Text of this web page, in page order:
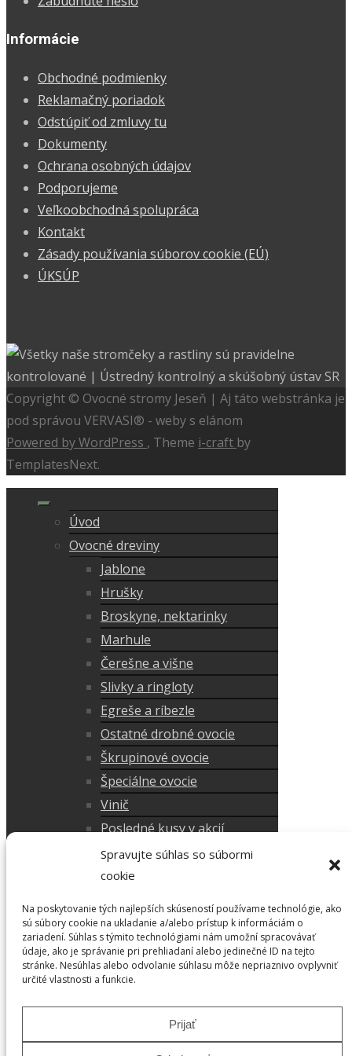
Spravujte súhlas so súbormi
cookie
Na poskytovanie tých najlepších skúseností používame technológie, ako
sú súbory cookie na ukladanie a/alebo prístup k informáciám o
zariadení. Súhlas s týmito technológiami nám umožní spracovávať
údaje, ako je správanie pri prehliadaní alebo jedinečné ID na tejto
stránke. Nesúhlas alebo odvolanie súhlasu môže nepriaznivo ovplyvniť
určité vlastnosti a funkcie.
Prijať
Informácie
Obchodné podmienky
Reklamačný poriadok
Odstúpiť od zmluvy tu
Dokumenty
Ochrana osobných údajov
Podporujeme
Veľkoobchodná spolupráca
Kontakt
Zásady používania súborov cookie (EÚ)
ÚKSÚP
Copyright © Ovocné stromy Jeseň | Aj táto webstránka je
pod správou VERVASI® - weby s elánom
Powered by WordPress , Theme i-craft by
TemplatesNext.
Úvod
Ovocné dreviny
Jablone
Hrušky
Broskyne, nektarinky
Marhule
Čerešne a višne
Slivky a ringloty
Egreše a ríbezle
Ostatné drobné ovocie
Škrupinové ovocie
Špeciálne ovocie
Vinič
Posledné kusy v akcií
Doplnky do záhrady
Okrasné dreviny
Okrasné kríky
Tuje
Ruže
Referencie